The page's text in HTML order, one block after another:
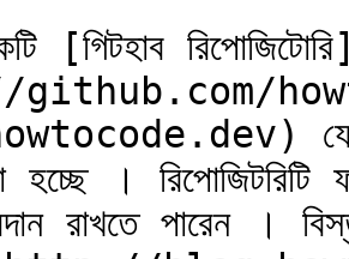
[গিটহাব
হচ্ছে । রিপোজিটরিটি
রাখতে পারেন ।